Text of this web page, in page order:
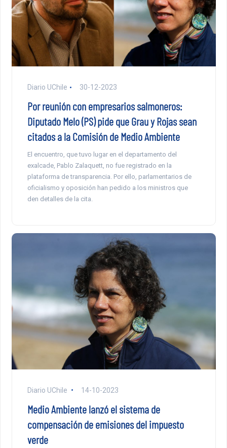
Diario UChile 30-12-2023
Por reunión con empresarios salmoneros:
Diputado Melo (PS) pide que Grau y Rojas sean
citados a la Comisión de Medio Ambiente
El encuentro, que tuvo lugar en el departamento del
exalcade, Pablo Zalaquett, no fue registrado en la
plataforma de transparencia. Por ello, parlamentarios de
oficialismo y oposición han pedido a los ministros que
den detalles de la cita.
Diario UChile 14-10-2023
Medio Ambiente lanzó el sistema de
compensación de emisiones del impuesto
verde